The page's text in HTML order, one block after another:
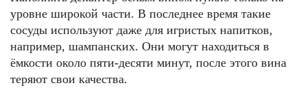
уровне широкой части. В последнее время такие
сосуды используют даже для игристых напитков,
например, шампанских. Они могут находиться в
ёмкости около пяти-десяти минут, после этого вина
теряют свои качества.